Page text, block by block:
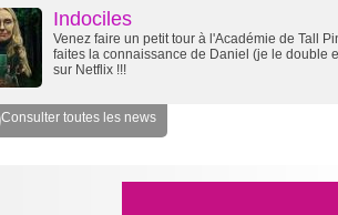
Indociles
Venez faire un petit tour à l'Académie de Tall
faites la connaissance de Daniel (je le double
sur Netflix !!!
Consulter toutes les news